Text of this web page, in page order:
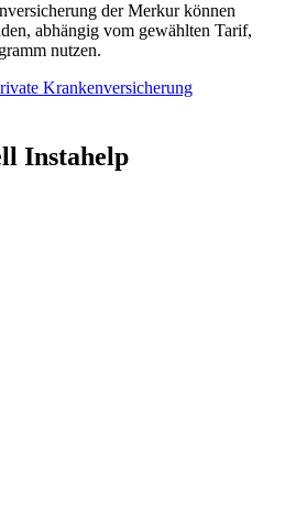
der Merkur können
abhängig vom gewählten Tarif,
nutzen.
Krankenversicherung
Instahelp